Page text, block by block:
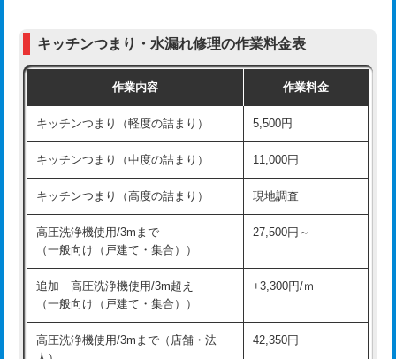
管・ポリ管・HT管使用/3ｍ超え)
排水管工事（土の掘削・埋め戻し作
11,000円~
排水管工事（排水管工事/3ｍまで） 55,000円
排水管工事（追加 排水管工事/3ｍ超
+11,000円
マス交換（深さ50㎝未満）
マス交換（深さ50㎝以上） 66,000円
コンクリート斫り（厚さ10㎝まで）
式・ワンホール）)
交換・取付(排水栓・排水トラップ
22,000円+材料費
持込商品取付（単水栓）
持込商品取付（混合水栓） 16,500円
キッチンつまり・水漏れ修理の作業料金表
作業内容 作業料金
キッチンつまり（軽度の詰まり） 5,500円
キッチンつまり（中度の詰まり） 11,000円
キッチンつまり（高度の詰まり） 現地調査
高圧洗浄機使用/3mまで
（一般向け（戸建て・集合））
27,500円～
追加 高圧洗浄機使用/3m超え
（一般向け（戸建て・集合））
+3,300円/ｍ
高圧洗浄機使用/3mまで（店舗・法
42,350円